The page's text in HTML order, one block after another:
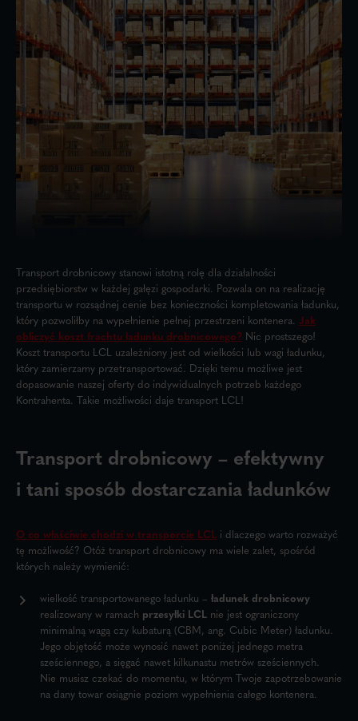
Transport drobnicowy stanowi istotną rolę dla działalności
przedsiębiorstw w każdej gałęzi gospodarki. Pozwala on na realizację
transportu w rozsądnej cenie bez konieczności kompletowania ładunku,
który pozwoliłby na wypełnienie pełnej przestrzeni kontenera. Jak
obliczyć koszt frachtu ładunku drobnicowego? Nic prostszego!
Koszt transportu LCL uzależniony jest od wielkości lub wagi ładunku,
który zamierzamy przetransportować. Dzięki temu możliwe jest
dopasowanie naszej oferty do indywidualnych potrzeb każdego
Kontrahenta. Takie możliwości daje transport LCL!
Transport drobnicowy – efektywny
i tani sposób dostarczania ładunków
O co właściwie chodzi w transporcie LCL i dlaczego warto rozważyć
tę możliwość? Otóż transport drobnicowy ma wiele zalet, spośród
których należy wymienić:
wielkość transportowanego ładunku – ładunek drobnicowy
realizowany w ramach przesyłki LCL nie jest ograniczony
minimalną wagą czy kubaturą (CBM, ang. Cubic Meter) ładunku.
Jego objętość może wynosić nawet poniżej jednego metra
sześciennego, a sięgać nawet kilkunastu metrów sześciennych.
Nie musisz czekać do momentu, w którym Twoje zapotrzebowanie
na dany towar osiągnie poziom wypełnienia całego kontenera.